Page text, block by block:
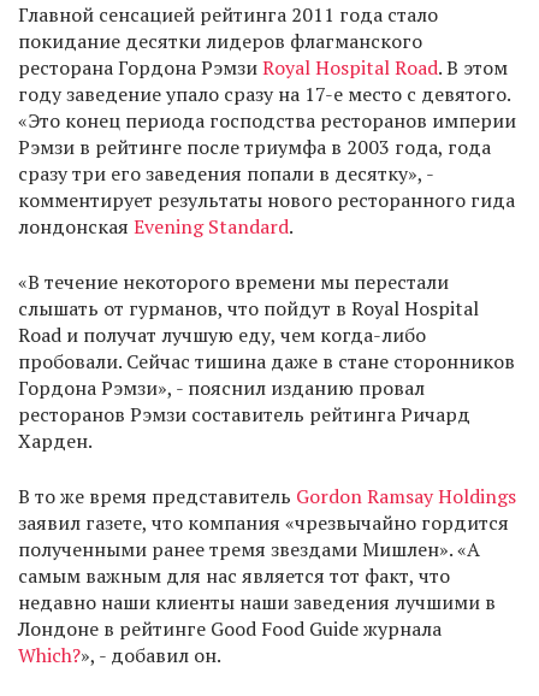
Главной сенсацией рейтинга 2011 года стало
покидание десятки лидеров флагманского
ресторана Гордона РэмзиRoyal Hospital Road. В этом
году заведение упало сразу на 17-е место с девятого.
«Это конец периода господства ресторанов империи
Рэмзи в рейтинге после триумфа в 2003 года, года
сразу три его заведения попали в десятку», -
комментирует результаты нового ресторанного гида
лондонская Evening Standard.
«В течение некоторого времени мы перестали
слышать от гурманов, что пойдут в Royal Hospital
Road и получат лучшую еду, чем когда-либо
пробовали. Сейчас тишина даже в стане сторонников
Гордона Рэмзи», - пояснил изданию провал
ресторанов Рэмзи составитель рейтинга Ричард
Харден.
В то же время представитель Gordon Ramsay Holdings
заявил газете, что компания «чрезвычайно гордится
полученными ранее тремя звездами Мишлен». «А
самым важным для нас является тот факт, что
недавно наши клиенты наши заведения лучшими в
Лондоне в рейтинге Good Food Guide журнала
Which?», - добавил он.